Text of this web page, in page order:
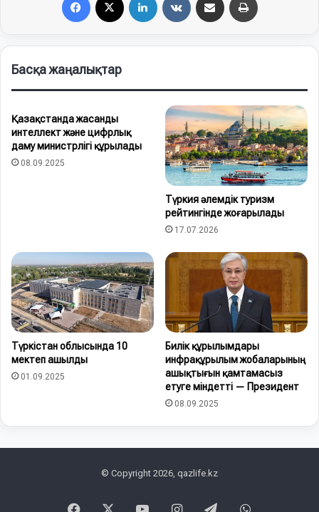
Басқа жаңалықтар
Қазақстанда жасанды
интеллект және цифрлық
даму министрлігі құрылады
08.09.2025
Түркия әлемдік туризм
рейтингінде жоғарылады
17.07.2026
Түркістан облысында 10
мектеп ашылды
01.09.2025
Билік құрылымдары
инфрақұрылым жобаларының
ашықтығын қамтамасыз
етуге міндетті — Президент
08.09.2025
© Copyright 2026, qazlife.kz
Facebook YouTubeInstagramTelegramWhatsApp